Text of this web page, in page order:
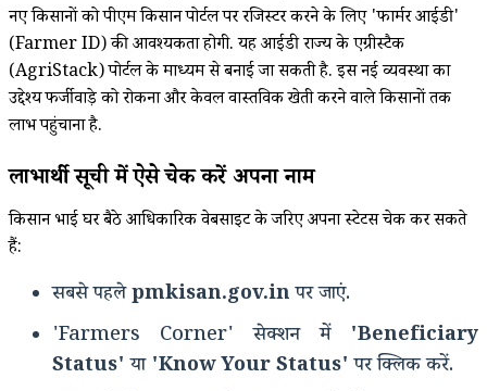
नए किसानों को पीएम किसान पोर्टल पर रजिस्टर करने के लिए 'फार्मर आईडी'
(Farmer ID) की आवश्यकता होगी.यह आईडी राज्य के एग्रीस्टैक
(AgriStack) पोर्टल के माध्यम से बनाई जा सकती है.इस नई व्यवस्था का
उद्देश्य फर्जीवाड़े को रोकना और केवल वास्तविक खेती करने वाले किसानों तक
लाभ पहुंचाना है.
लाभार्थी सूची में ऐसे चेक करें अपना नाम
किसान भाई घर बैठे आधिकारिक वेबसाइट के जरिए अपना स्टेटस चेक कर सकते
हैं:
सबसे पहलेpmkisan.gov.inपर जाएं.
'Farmers Corner' सेक्शन में 'Beneficiary
Status' या 'Know Your Status' पर क्लिक करें.